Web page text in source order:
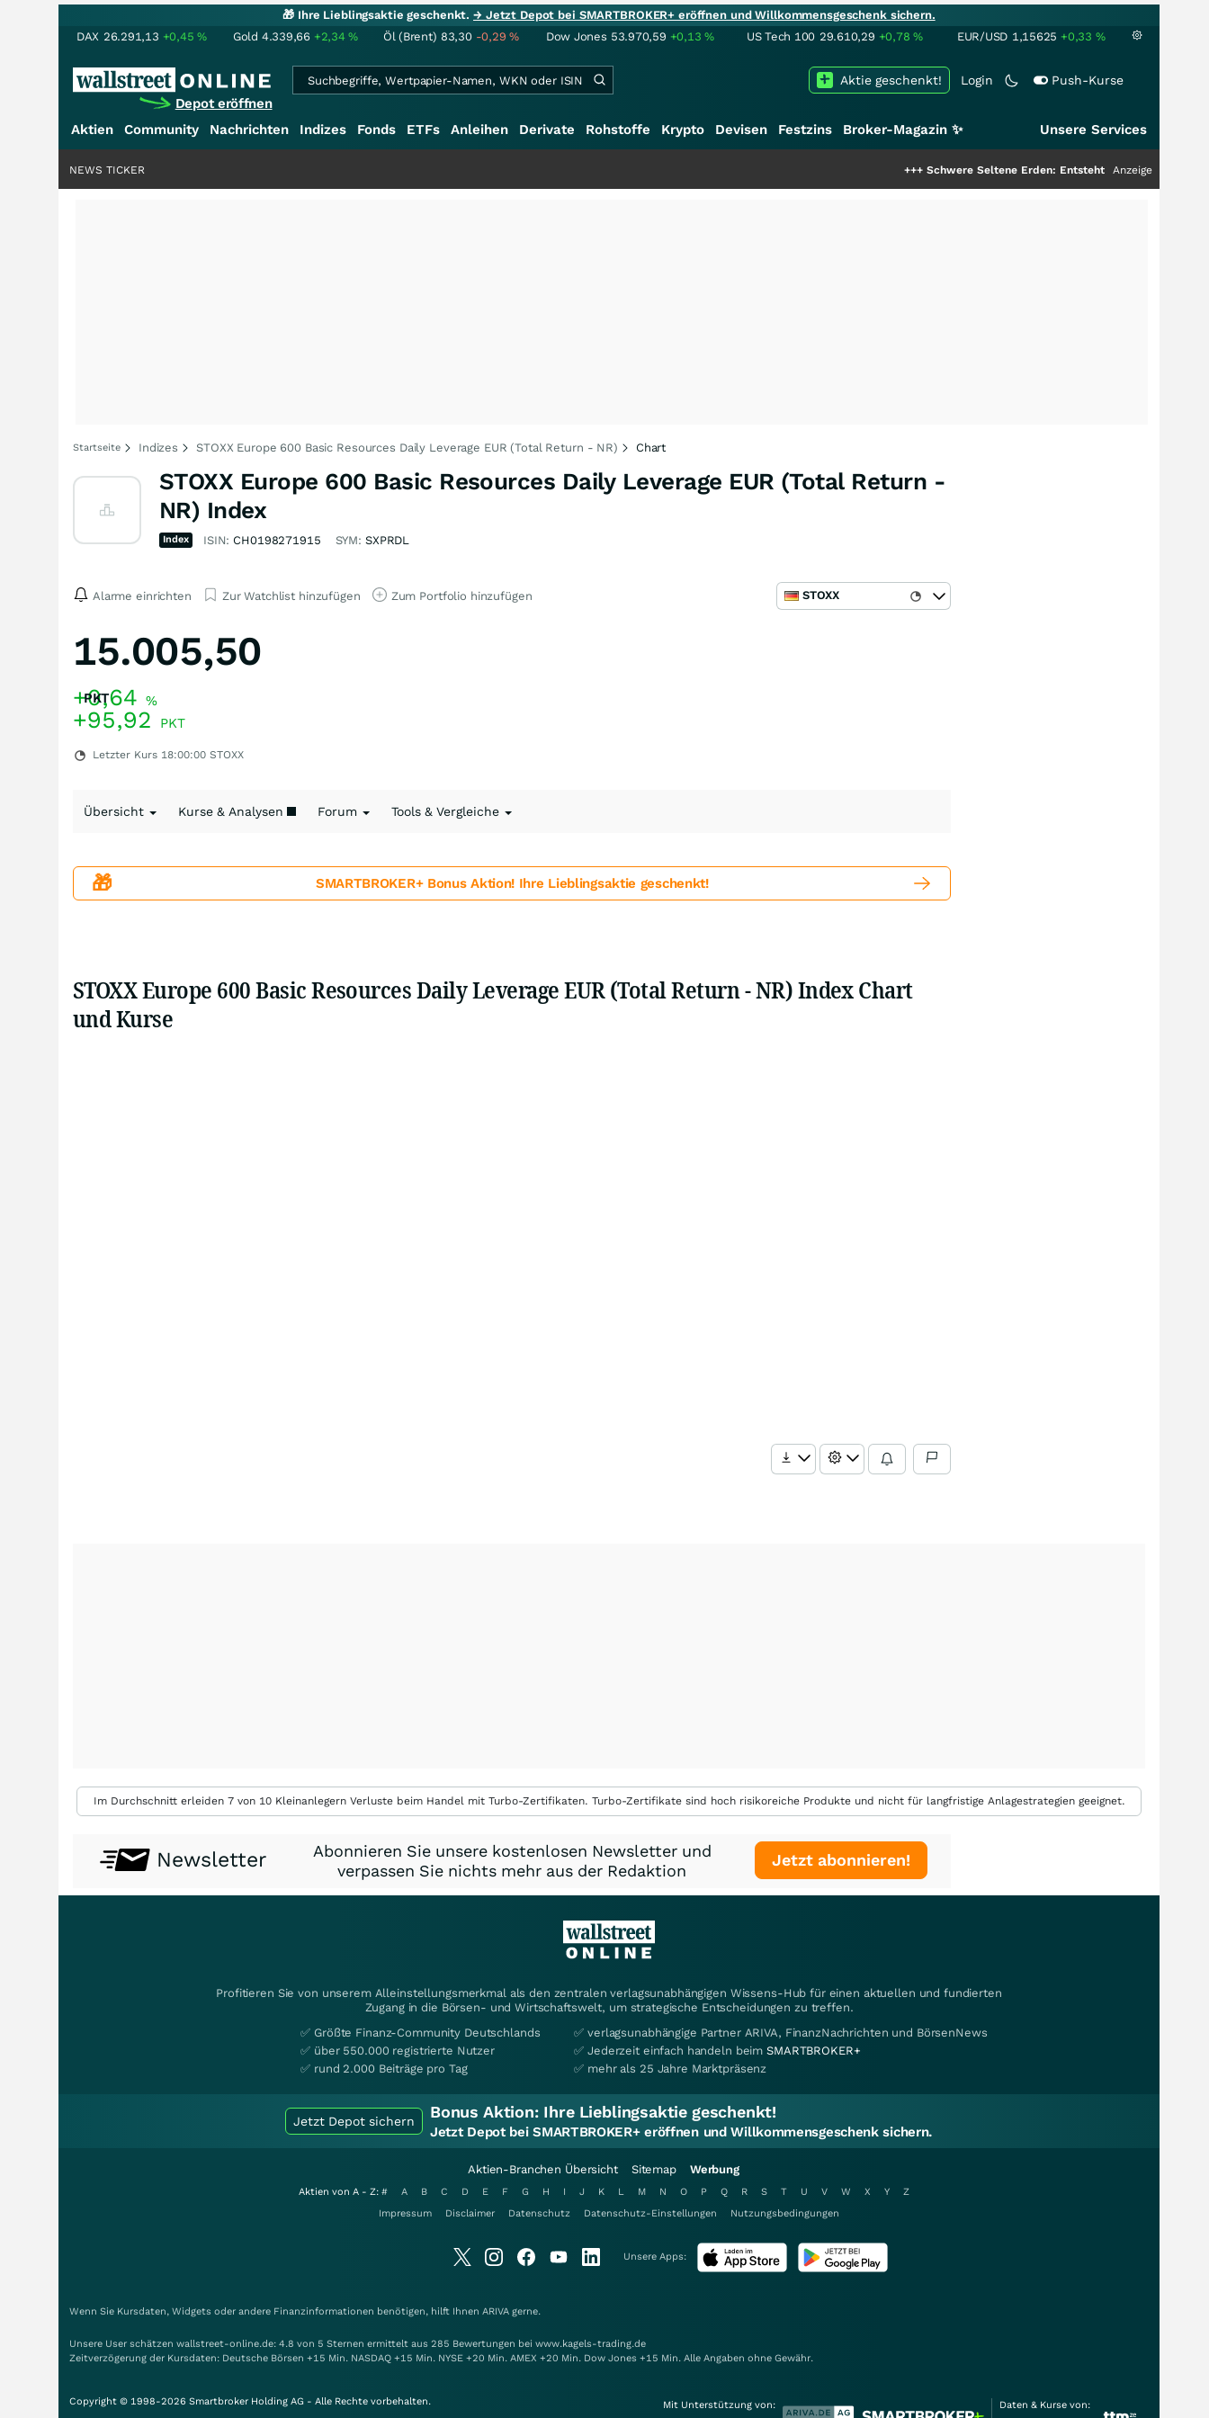
🎁 Ihre Lieblingsaktie geschenkt.→ Jetzt Depot bei SMARTBROKER+ eröffnen und Willkommensgeschenk sichern.
DAX 26.291,13 +0,45% Gold 4.339,66 +2,34% Öl (Brent) 83,30 -0,29% Dow Jones 53.970,59 +0,13% US Tech 100 29.610,29 +0,78% EUR/USD 1,15625 +0,33 %
Depot eröffnen
Login Push-Kurse
Aktie geschenkt!
Aktien Community Nachrichten Indizes Fonds ETFs Anleihen Derivate Rohstoffe Krypto Devisen Festzins Broker-Magazin ✨ Unsere Services
Schwere Seltene Erden: Entsteht hier die nächste
Anzeige
NEWS TICKER
Startseite Indizes STOXX Europe 600 Basic Resources Daily Leverage EUR (Total Return - NR) Chart
STOXX Europe 600 Basic Resources Daily Leverage EUR (Total Return -
NR) Index
Index ISIN: CH0198271915 SYM: SXPRDL
Alarme einrichten Zur Watchlist hinzufügen Zum Portfolio hinzufügen STOXX
15.005,50
PKT
+0,64 %
+95,92 PKT
Letzter Kurs 18:00:00 STOXX
Übersicht Kurse & Analysen Forum Tools & Vergleiche
🎁 SMARTBROKER+ Bonus Aktion! Ihre Lieblingsaktie geschenkt!
STOXX Europe 600 Basic Resources Daily Leverage EUR (Total Return - NR) Index Chart
und Kurse
Im Durchschnitt erleiden 7 von 10 Kleinanlegern Verluste beim Handel mit Turbo-Zertifikaten. Turbo-Zertifikate sind hoch risikoreiche Produkte und nicht für langfristige Anlagestrategien geeignet.
Newsletter
Abonnieren Sie unsere kostenlosen Newsletter und
verpassen Sie nichts mehr aus der Redaktion
Jetzt abonnieren!
Profitieren Sie von unserem Alleinstellungsmerkmal als den zentralen verlagsunabhängigen Wissens-Hub für einen aktuellen und fundierten
Zugang in die Börsen- und Wirtschaftswelt, um strategische Entscheidungen zu treffen.
✅ Größte Finanz-Community Deutschlands
✅ über 550.000 registrierte Nutzer
✅ rund 2.000 Beiträge pro Tag
✅ verlagsunabhängige Partner ARIVA, FinanzNachrichten und BörsenNews
✅ Jederzeit einfach handeln beimSMARTBROKER+
✅ mehr als 25 Jahre Marktpräsenz
Jetzt Depot sichern Bonus Aktion: Ihre Lieblingsaktie geschenkt!
Jetzt Depot bei SMARTBROKER+ eröffnen und Willkommensgeschenk sichern.
Aktien-Branchen Übersicht Sitemap Werbung
Aktien von A - Z: # A B C D E F G H I J K L M N O P Q R S T U V W X Y
Z
Impressum
Disclaimer Datenschutz Datenschutz-Einstellungen Nutzungsbedingungen
Unsere Apps:
Wenn Sie Kursdaten, Widgets oder andere Finanzinformationen benötigen, hilft Ihnen ARIVA gerne.
Unsere User schätzen wallstreet-online.de: 4.8 von 5 Sternen ermittelt aus 285 Bewertungen bei www.kagels-trading.de
Zeitverzögerung der Kursdaten: Deutsche Börsen +15 Min. NASDAQ +15 Min. NYSE +20 Min. AMEX +20 Min. Dow Jones +15 Min. Alle Angaben ohne Gewähr.
Copyright © 1998-2026 Smartbroker Holding AG - Alle Rechte vorbehalten. Mit Unterstützung von: Daten & Kurse von: